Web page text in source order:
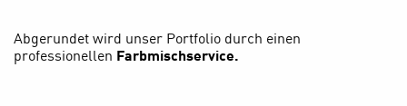
Abgerundet wird unser Portfolio durch einen
professionellen Farbmischservice.